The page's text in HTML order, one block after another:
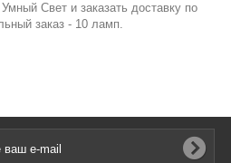
Свет и заказать доставку по
заказ - 10 ламп.